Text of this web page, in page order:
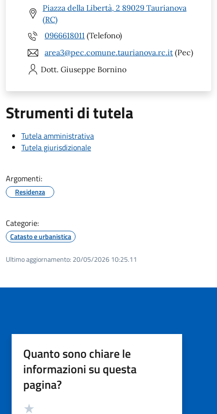
Piazza della Libertà, 2 89029 Taurianova
(RC)
0966618011 (Telefono)
area3@pec.comune.taurianova.rc.it (Pec)
Dott. Giuseppe Bornino
Strumenti di tutela
Tutela amministrativa
Tutela giurisdizionale
Argomenti:
Residenza
Categorie:
Catasto e urbanistica
Ultimo aggiornamento: 20/05/2026 10:25.11
Quanto sono chiare le
informazioni su questa
pagina?
Valutazione